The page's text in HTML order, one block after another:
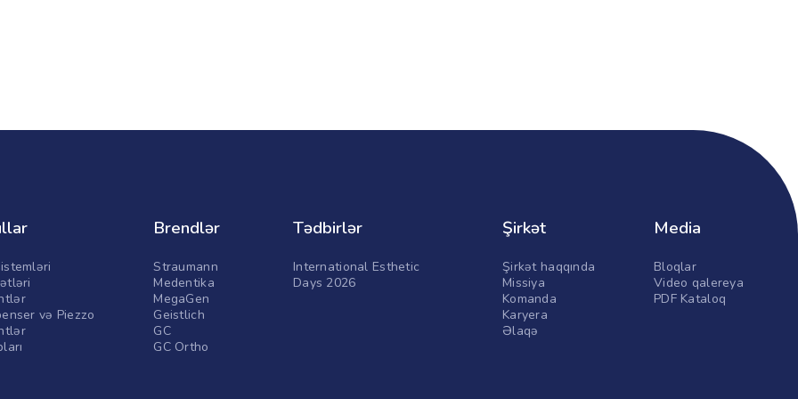
və Piezzo
Brendlər
Straumann
Medentika
MegaGen
Geistlich
GC
GC Ortho
Tədbirlər
International Esthetic
Days 2026
Şirkət
Şirkət haqqında
Missiya
Komanda
Karyera
Əlaqə
Media
Bloqlar
Video qalereya
PDF Kataloq